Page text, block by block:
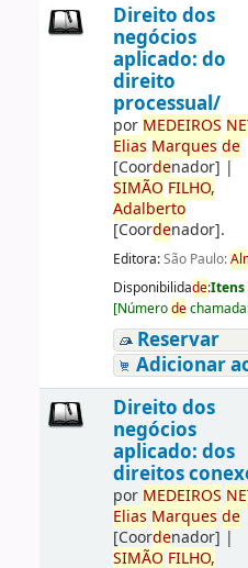
Direito dos
negócios
aplicado: do
direito
processual/
por MEDEIROS
Elias Marques de
[Coordenador] |
SIMÃO FILHO,
Adalberto
[Coordenador].
Editora:São Paulo:
Disponibilidade:Itens
[Númerode
Reservar
Adicionar
Direito dos
negócios
aplicado: dos
direitos
por MEDEIROS
Elias Marques de
[Coordenador] |
SIMÃO FILHO,